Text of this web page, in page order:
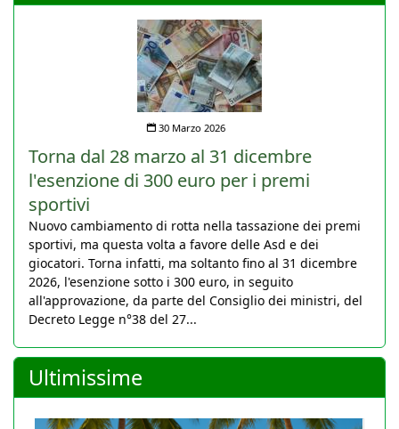
30 Marzo 2026
Torna dal 28 marzo al 31 dicembre
l'esenzione di 300 euro per i premi
sportivi
Nuovo cambiamento di rotta nella tassazione dei premi
sportivi, ma questa volta a favore delle Asd e dei
giocatori. Torna infatti, ma soltanto fino al 31 dicembre
2026, l'esenzione sotto i 300 euro, in seguito
all'approvazione, da parte del Consiglio dei ministri, del
Decreto Legge n°38 del 27...
Ultimissime